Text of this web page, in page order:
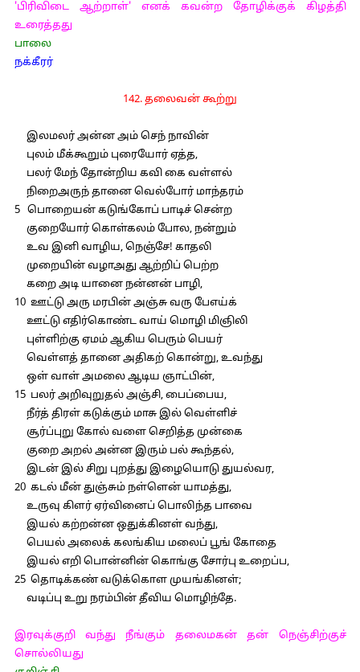
'பிரிவிடை ஆற்றாள்' எனக் கவன்ற தோழிக்குக் கிழத்தி
உரைத்தது
பாலை
நக்கீரர்
142. தலைவன் கூற்று
இலமலர் அன்ன அம் செந் நாவின்
புலம் மீக்கூறும் புரையோர் ஏத்த,
பலர் மேந் தோன்றிய கவி கை வள்ளல்
நிறைஅருந் தானை வெல்போர் மாந்தரம்
5 பொறையன் கடுங்கோப் பாடிச் சென்ற
குறையோர் கொள்கலம் போல, நன்றும்
உவ இனி வாழிய, நெஞ்சே! காதலி
முறையின் வழாஅது ஆற்றிப் பெற்ற
கறை அடி யானை நன்னன் பாழி,
10 ஊட்டு அரு மரபின் அஞ்சு வரு பேஎய்க்
ஊட்டு எதிர்கொண்ட வாய் மொழி மிஞிலி
புள்ளிற்கு ஏமம் ஆகிய பெரும் பெயர்
வெள்ளத் தானை அதிகற் கொன்று, உவந்து
ஒள் வாள் அமலை ஆடிய ஞாட்பின்,
15 பலர் அறிவுறுதல் அஞ்சி, பைப்பைய,
நீர்த் திரள் கடுக்கும் மாசு இல் வெள்ளிச்
சூர்ப்புறு கோல் வளை செறித்த முன்கை
குறை அறல் அன்ன இரும் பல் கூந்தல்,
இடன் இல் சிறு புறத்து இழையொடு துயல்வர,
20 கடல் மீன் துஞ்சும் நள்ளென் யாமத்து,
உருவு கிளர் ஏர்வினைப் பொலிந்த பாவை
இயல் கற்றன்ன ஒதுக்கினள் வந்து,
பெயல் அலைக் கலங்கிய மலைப் பூங் கோதை
இயல் எறி பொன்னின் கொங்கு சோர்பு உறைப்ப,
25 தொடிக்கண் வடுக்கொள முயங்கினள்;
வடிப்பு உறு நரம்பின் தீவிய மொழிந்தே.
இரவுக்குறி வந்து நீங்கும் தலைமகன் தன் நெஞ்சிற்குச்
சொல்லியது